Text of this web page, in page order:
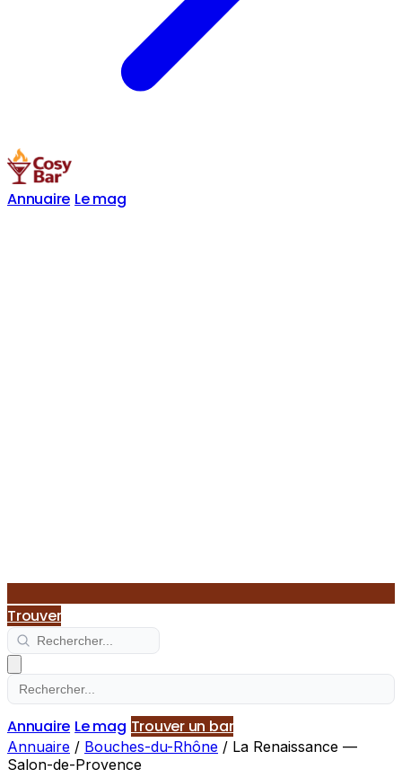
Annuaire Le mag
Trouver
Annuaire Le mag Trouver un bar
Annuaire / Bouches-du-Rhône / La Renaissance —
Salon-de-Provence